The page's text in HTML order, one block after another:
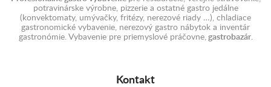
potravinárske výrobne, pizzerie a ostatné gastro jedálne
(konvektomaty, umývačky, fritézy, nerezové riady …), chladiace
gastronomické vybavenie, nerezový gastro nábytok a inventár
gastronómie. Vybavenie pre priemyslové práčovne,gastrobazár.
Kontakt